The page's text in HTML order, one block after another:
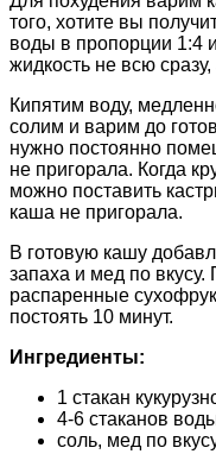
того, хотите вы
воды в пропорции 1:4
жидкость не всю
Кипятим воду,
солим и варим до
нужно постоянно
не пригорала. Когда
можно поставить
каша не пригорала.
В готовую кашу
запаха и мед по
распаренные
постоять 10 минут.
Ингредиенты:
1 стакан
4-6 стаканов
соль, мед по